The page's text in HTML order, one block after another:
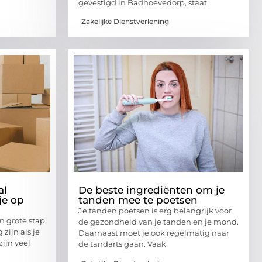
gevestigd in Badhoevedorp, staat
Zakelijke Dienstverlening
op
grote stap
zijn als je
veel
De beste ingrediënten om je
tanden mee te poetsen
Je tanden poetsen is erg belangrijk voor
de gezondheid van je tanden en je mond.
Daarnaast moet je ook regelmatig naar
de tandarts gaan. Vaak